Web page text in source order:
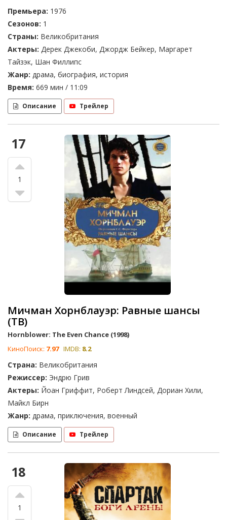
Премьера: 1976
Сезонов: 1
Страны: Великобритания
Актеры: Дерек Джекоби, Джордж Бейкер, Маргарет
Тайзэк, Шан Филлипс
Жанр: драма, биография, история
Время: 669 мин / 11:09
Описание Трейлер
17
1
Мичман Хорнблауэр: Равные шансы
(ТВ)
Hornblower: The Even Chance (1998)
КиноПоиск: 7.97 IMDB: 8.2
Страна: Великобритания
Режиссер: Эндрю Грив
Актеры: Йоан Гриффит, Роберт Линдсей, Дориан Хили,
Майкл Бирн
Жанр: драма, приключения, военный
Описание Трейлер
18
1